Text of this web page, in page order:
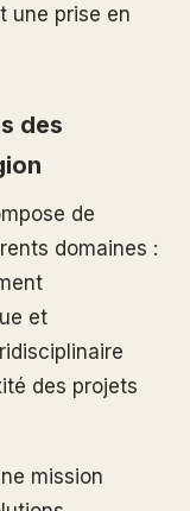
une prise en
des
de
domaines :
et
des projets
mission